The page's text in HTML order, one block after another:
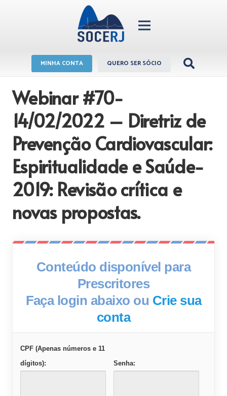
MINHA CONTA QUERO SER SÓCIO
Webinar #70-
14/02/2022 – Diretriz de
Prevenção Cardiovascular:
Espiritualidade e Saúde-
2019: Revisão crítica e
novas propostas.
Conteúdo disponível para
Prescritores
Faça login abaixo ou Crie sua
conta
CPF (Apenas números e 11
dígitos):
Senha: